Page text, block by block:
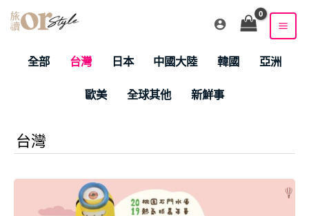
posts
全部 台灣 日本 中國大陸 韓國 亞洲
歐美 全球其他 新鮮事
台灣